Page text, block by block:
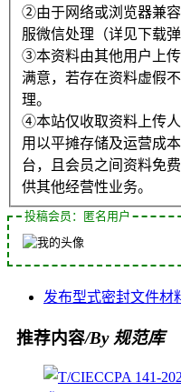
②由于网络或浏览器兼
服微信处理（详见下载
③本资料由其他用户上
满意，若存在资料虚假
理。
④本站仅收取资料上传人
用以平摊存储及运营成
台，且会员之间资料免
供其他经营性业务。
投稿会员：匿名用户
发布型式密封文件材
推荐内容/By 规范库